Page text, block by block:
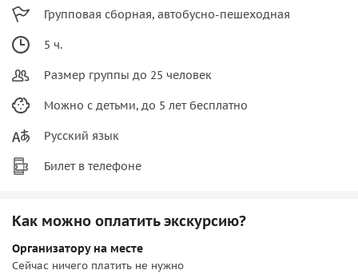
Групповая сборная, автобусно-пешеходная
5 ч.
Размер группы до 25 человек
Можно с детьми, до 5 лет бесплатно
Русский язык
Билет в телефоне
Как можно оплатить экскурсию?
Организатору на месте
Сейчас ничего платить не нужно